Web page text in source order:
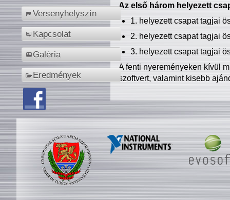
Versenyhelyszín
Kapcsolat
Galéria
Eredmények
Az első három helyezett
1. helyezett csapat tagjai
2. helyezett csapat tagjai
3. helyezett csapat tagjai
A fenti nyereményeken kívül
szoftvert, valamint kisebb